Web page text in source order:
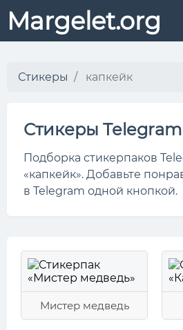
Margelet.org
Стикеры капкейк
Стикеры
Подборка стикерпаков
«капкейк». Добавьте
в Telegram одной кнопкой.
Мистер медведь